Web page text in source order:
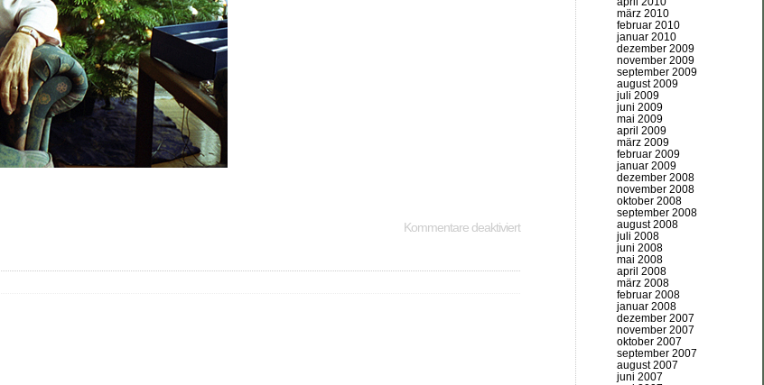
Kommentare deaktiviert
märz 2010
februar 2010
januar 2010
dezember 2009
november 2009
september 2009
august 2009
juli 2009
juni 2009
mai 2009
april 2009
märz 2009
februar 2009
januar 2009
dezember 2008
november 2008
oktober 2008
september 2008
august 2008
juli 2008
juni 2008
mai 2008
april 2008
märz 2008
februar 2008
januar 2008
dezember 2007
november 2007
oktober 2007
september 2007
august 2007
juni 2007